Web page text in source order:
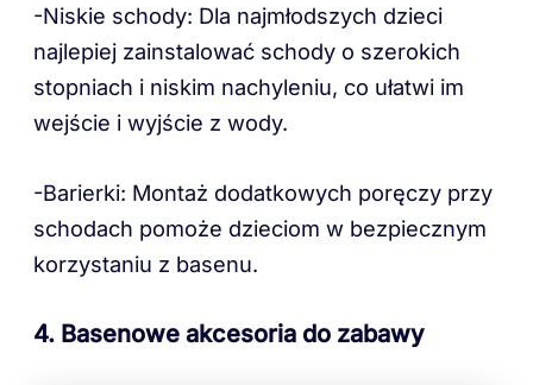
-Niskie schody: Dla najmłodszych dzieci
najlepiej zainstalować schody o szerokich
stopniach i niskim nachyleniu, co ułatwi im
wejście i wyjście z wody.
-Barierki: Montaż dodatkowych poręczy przy
schodach pomoże dzieciom w bezpiecznym
korzystaniu z basenu.
4. Basenowe akcesoria do zabawy